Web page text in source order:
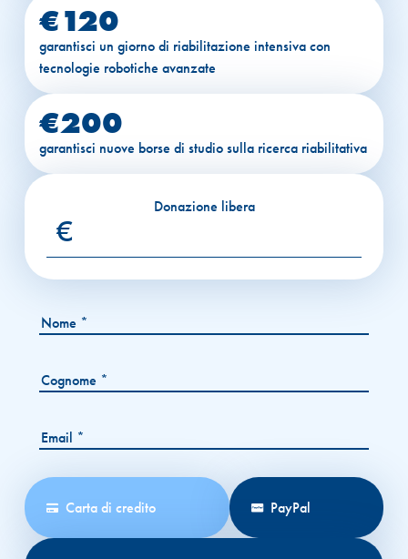
€120
garantisci un giorno di riabilitazione intensiva con
tecnologie robotiche avanzate
€200
garantisci nuove borse di studio sulla ricerca riabilitativa
Donazione libera
€
Carta di credito PayPal